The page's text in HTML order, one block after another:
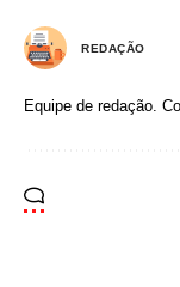
REDAÇÃO
Equipe de redação.